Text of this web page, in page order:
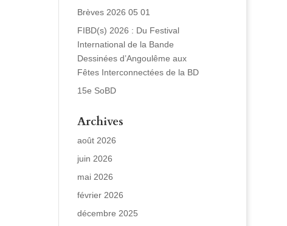
Brèves 2026 05 01
FIBD(s) 2026 : Du Festival
International de la Bande
Dessinées d’Angoulême aux
Fêtes Interconnectées de la BD
15e SoBD
Archives
août 2026
juin 2026
mai 2026
février 2026
décembre 2025